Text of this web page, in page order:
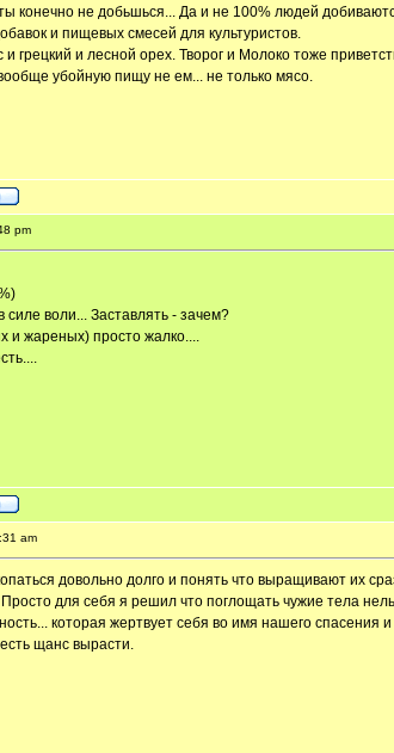
конечно не добьшься... Да и не 100% людей
и пищевых смесей для культуристов.
грецкий и лесной орех. Творог и Молоко тоже
убойную пищу не ем... не только мясо.
pm
силе воли... Заставлять - зачем?
и жареных) просто жалко....
am
довольно долго и понять что выращивают их
для себя я решил что поглощать чужие тела
которая жертвует себя во имя нашего спасения
щанс вырасти.